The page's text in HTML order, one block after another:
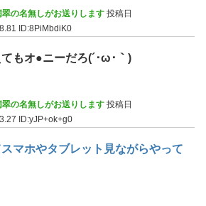
の名無しがお送りします 投稿日
ID:8PiMbdiK0
もオ●ニーだろ(´･ω･｀)
の名無しがお送りします 投稿日
ID:yJP+ok+g0
マホやタブレット見ながらやって